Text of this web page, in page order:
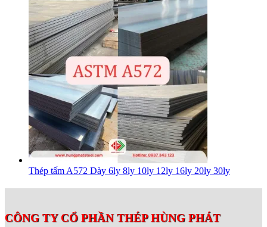
Thép tấm A572 Dày 6ly 8ly 10ly 12ly 16ly 20ly 30ly
CÔNG TY CỔ PHẦN THÉP HÙNG PHÁT